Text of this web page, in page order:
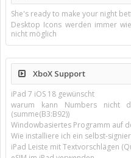
She's ready to make your night
Desktop Icons werden immer
nicht möglich
XboX Support
iPad 7 iOS 18 gewünscht
warum kann Numbers nicht
(summe(B3:B92))
Windowbasiertes Programm auf
Wie installiere ich ein selbst-
iPad Leiste mit Textvorschlägen